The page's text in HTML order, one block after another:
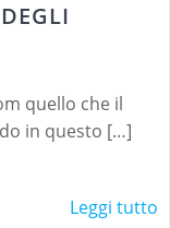
quello che il
in questo […]
Leggi tutto